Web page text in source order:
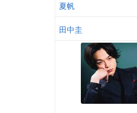
夏帆
田中圭